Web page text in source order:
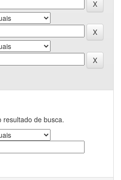
resultado de busca.